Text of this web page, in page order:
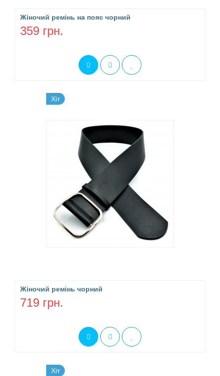
Жіночий ремінь на пояс чорний
359 грн.
Хіт
Жіночий ремінь чорний
719 грн.
Хіт